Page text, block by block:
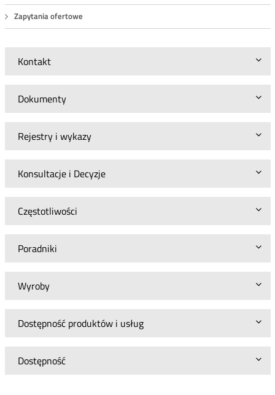
Zapytania ofertowe
Kontakt
Dokumenty
Rejestry i wykazy
Konsultacje i Decyzje
Częstotliwości
Poradniki
Wyroby
Dostępność produktów i usług
Dostępność